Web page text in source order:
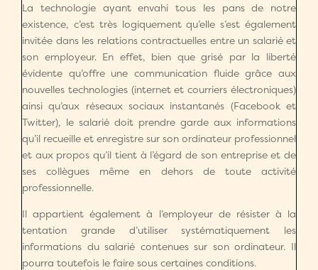
La technologie ayant envahi tous les pans de notre
existence, c’est très logiquement qu’elle s’est également
invitée dans les relations contractuelles entre un salarié et
son employeur. En effet, bien que grisé par la liberté
évidente qu’offre une communication fluide grâce aux
nouvelles technologies (internet et courriers électroniques)
ainsi qu’aux réseaux sociaux instantanés (Facebook et
Twitter), le salarié doit prendre garde aux informations
qu’il recueille et enregistre sur son ordinateur professionnel
et aux propos qu’il tient à l’égard de son entreprise et de
ses collègues même en dehors de toute activité
professionnelle.
Il appartient également à l’employeur de résister à la
tentation grande d’utiliser systématiquement les
informations du salarié contenues sur son ordinateur. Il
pourra toutefois le faire sous certaines conditions.